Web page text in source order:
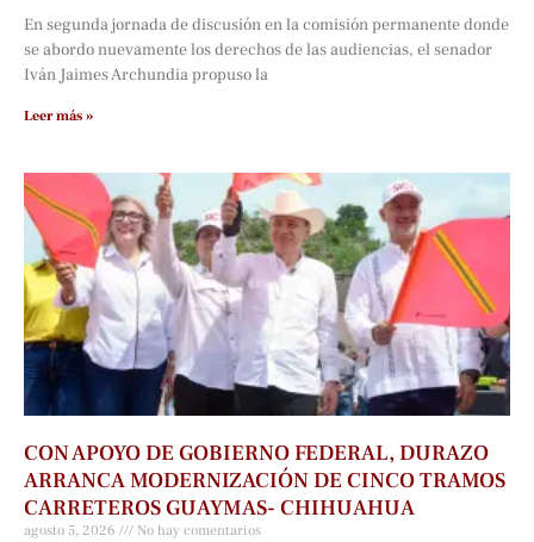
En segunda jornada de discusión en la comisión permanente donde
se abordo nuevamente los derechos de las audiencias, el senador
Iván Jaimes Archundia propuso la
Leer más »
CON APOYO DE GOBIERNO FEDERAL, DURAZO
ARRANCA MODERNIZACIÓN DE CINCO TRAMOS
CARRETEROS GUAYMAS- CHIHUAHUA
agosto 5, 2026 No hay comentarios